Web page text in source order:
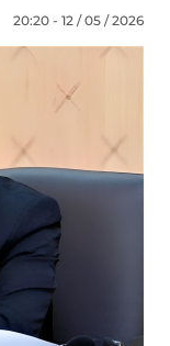
20:20 - 12 / 05 / 2026